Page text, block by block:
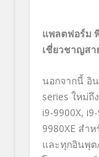
แพลตฟอร์ม
เชี่ยวชาญสา
นอกจากนี้ อิน
series ใหม่ถึ
i9-9900X,
9980XE สำ
และทุกอินพุต